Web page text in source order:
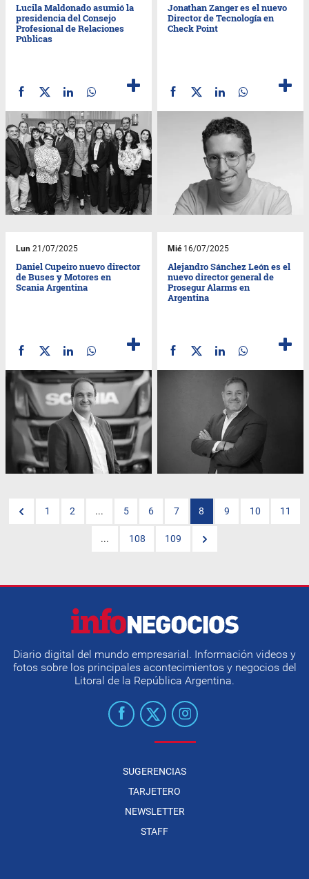
Lucila Maldonado asumió la
presidencia del Consejo
Profesional de Relaciones
Públicas
Jonathan Zanger es el nuevo
Director de Tecnología en
Check Point
Lun 21/07/2025
Daniel Cupeiro nuevo director
de Buses y Motores en
Scania Argentina
Mié16/07/2025
Alejandro Sánchez León es el
nuevo director general de
Prosegur Alarms en
Argentina
1 2 ... 5 6 7 8 9 10 11
... 108 109
Diario digital del mundo empresarial. Información videos y
fotos sobre los principales acontecimientos y negocios del
Litoral de la República Argentina.
SUGERENCIAS
TARJETERO
NEWSLETTER
STAFF